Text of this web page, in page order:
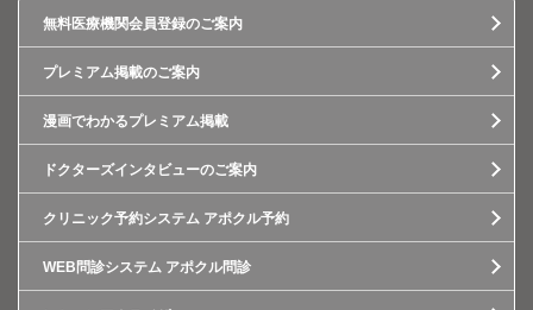
無料医療機関会員登録のご案内
プレミアム掲載のご案内
漫画でわかるプレミアム掲載
ドクターズインタビューのご案内
クリニック予約システム アポクル予約
WEB問診システム アポクル問診